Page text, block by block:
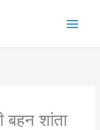
बहन शांता